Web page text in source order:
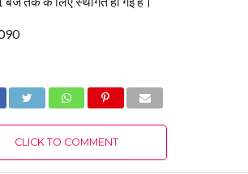
CLICK TO COMMENT